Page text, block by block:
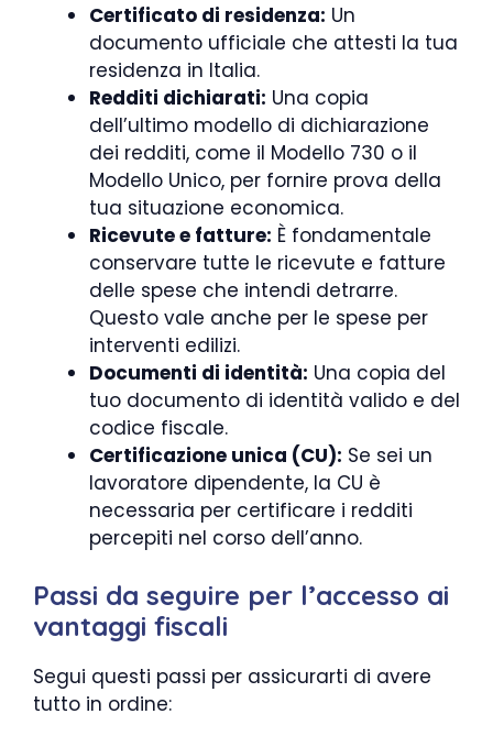
Certificato di residenza: Un
documento ufficiale che attesti la tua
residenza in Italia.
Redditi dichiarati: Una copia
dell’ultimo modello di dichiarazione
dei redditi, come il Modello 730 o il
Modello Unico, per fornire prova della
tua situazione economica.
Ricevute e fatture: È fondamentale
conservare tutte le ricevute e fatture
delle spese che intendi detrarre.
Questo vale anche per le spese per
interventi edilizi.
Documenti di identità: Una copia del
tuo documento di identità valido e del
codice fiscale.
Certificazione unica (CU): Se sei un
lavoratore dipendente, la CU è
necessaria per certificare i redditi
percepiti nel corso dell’anno.
Passi da seguire per l’accesso ai
vantaggi fiscali
Segui questi passi per assicurarti di avere
tutto in ordine: